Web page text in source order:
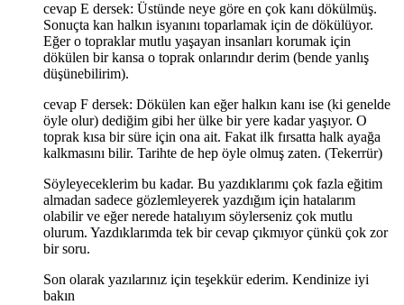
cevap E dersek: Üstünde neye göre en çok kanı dökülmüş.
Sonuçta kan halkın isyanını toparlamak için de dökülüyor.
Eğer o topraklar mutlu yaşayan insanları korumak için
dökülen bir kansa o toprak onlarındır derim (bende yanlış
düşünebilirim).
cevap F dersek: Dökülen kan eğer halkın kanı ise (ki genelde
öyle olur) dediğim gibi her ülke bir yere kadar yaşıyor. O
toprak kısa bir süre için ona ait. Fakat ilk fırsatta halk ayağa
kalkmasını bilir. Tarihte de hep öyle olmuş zaten. (Tekerrür)
Söyleyeceklerim bu kadar. Bu yazdıklarımı çok fazla eğitim
almadan sadece gözlemleyerek yazdığım için hatalarım
olabilir ve eğer nerede hatalıyım söylerseniz çok mutlu
olurum. Yazdıklarımda tek bir cevap çıkmıyor çünkü çok zor
bir soru.
Son olarak yazılarınız için teşekkür ederim. Kendinize iyi
bakın